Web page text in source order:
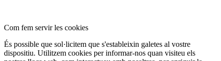
Com fem servir les cookies
És possible que sol·licitem que s'estableixin galetes al vostre
dispositiu. Utilitzem cookies per informar-nos quan visiteu els